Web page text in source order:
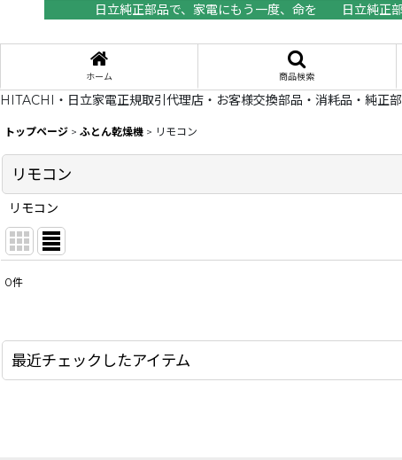
日立純正部品で、家電にもう一度、命を
日立純正
ホーム 商品検索
HITACHI・日立家電正規取引代理店・お客様交換部品・消耗品・純正部
トップページ > ふとん乾燥機 > リモコン
リモコン
リモコン
0件
最近チェックしたアイテム